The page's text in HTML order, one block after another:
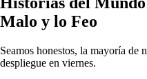
Malo y lo Feo
Seamos honestos, la mayoría de
despliegue en viernes.